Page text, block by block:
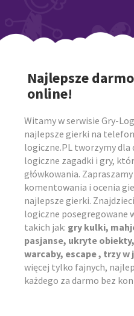
Najlepsze
online!
Witamy w serwisie Gry-
najlepsze gierki na
logiczne.PL tworzymy dla
logiczne zagadki i gry,
główkowania.
komentowania i ocenia
najlepsze gierki.
logiczne posegregowane
takich jak: gry kulki,
pasjanse, ukryte
warcaby, escape , trzy w
więcej tylko fajnych,
każdego za darmo bez